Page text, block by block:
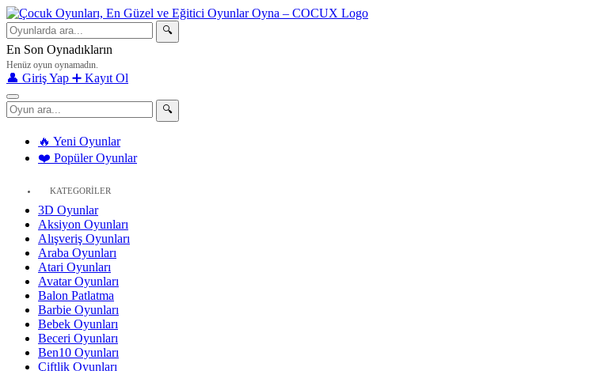
🔍
En Son Oynadıkların
Henüz oyun oynamadın.
👤 Giriş Yap ➕ Kayıt Ol
🔍
🔥 Yeni Oyunlar
❤️ Popüler Oyunlar
KATEGORİLER
3D Oyunlar
Aksiyon Oyunları
Alışveriş Oyunları
Araba Oyunları
Atari Oyunları
Avatar Oyunları
Balon Patlatma
Barbie Oyunları
Bebek Oyunları
Beceri Oyunları
Ben10 Oyunları
Çiftlik Oyunları